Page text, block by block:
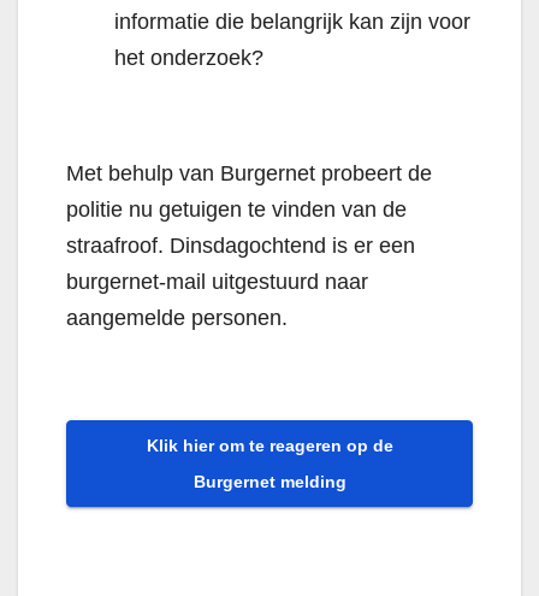
informatie die belangrijk kan zijn voor
het onderzoek?
Met behulp van Burgernet probeert de
politie nu getuigen te vinden van de
straafroof. Dinsdagochtend is er een
burgernet-mail uitgestuurd naar
aangemelde personen.
Klik hier om te reageren op de
Burgernet melding